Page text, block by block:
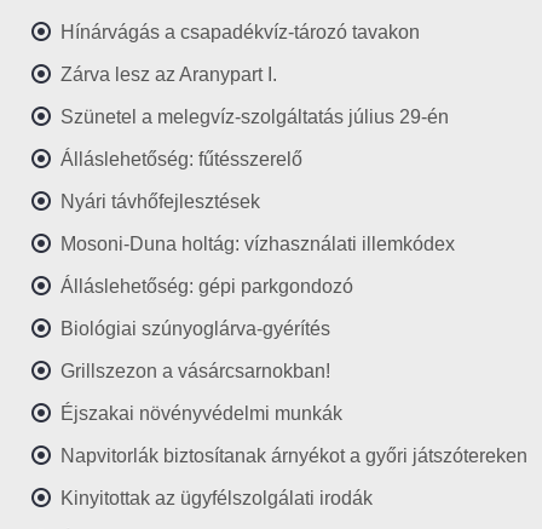
Hínárvágás a csapadékvíz-tározó tavakon
Zárva lesz az Aranypart I.
Szünetel a melegvíz-szolgáltatás július 29-én
Álláslehetőség: fűtésszerelő
Nyári távhőfejlesztések
Mosoni-Duna holtág: vízhasználati illemkódex
Álláslehetőség: gépi parkgondozó
Biológiai szúnyoglárva-gyérítés
Grillszezon a vásárcsarnokban!
Éjszakai növényvédelmi munkák
Napvitorlák biztosítanak árnyékot a győri játszótereken
Kinyitottak az ügyfélszolgálati irodák